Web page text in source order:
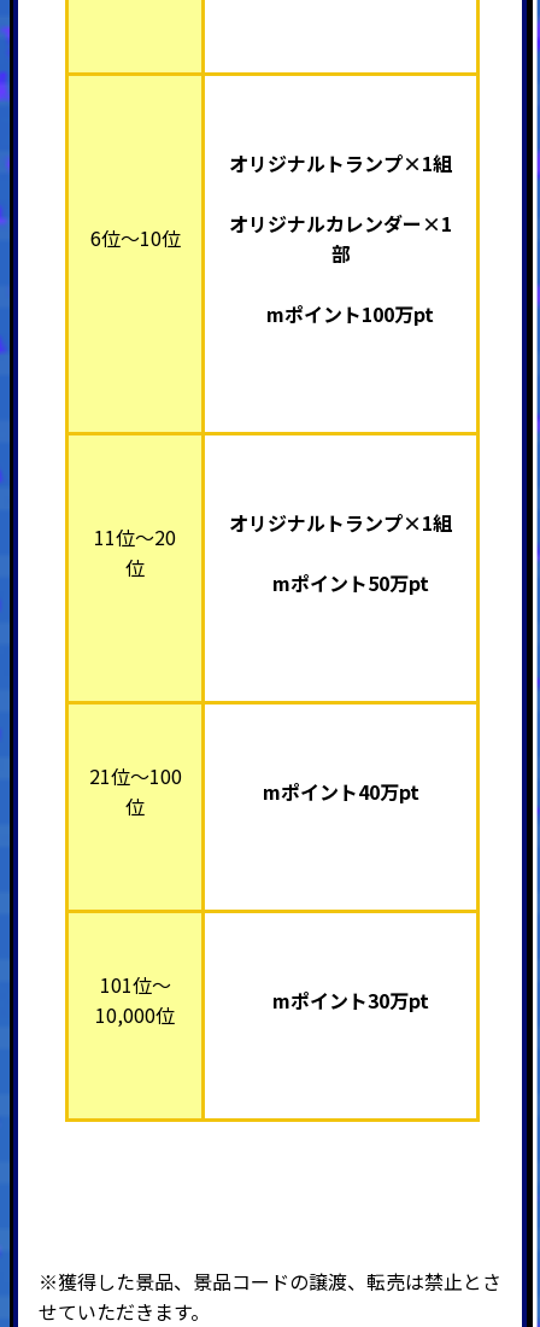
6位～10位
オリジナルトランプ×1組
オリジナルカレンダー×1
部
mポイント100万pt
11位～20
位
オリジナルトランプ×1組
mポイント50万pt
21位～100
位
mポイント40万pt
101位～
10,000位
mポイント30万pt
※獲得した景品、景品コードの譲渡、転売は禁止とさ
せていただきます。